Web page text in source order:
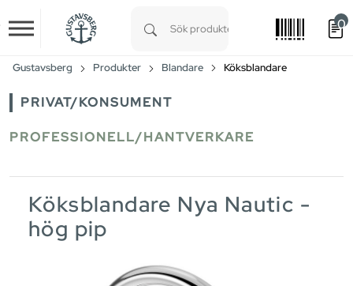
Skip to main content
0
Gustavsberg Produkter Blandare Köksblandare
PRIVAT/KONSUMENT
PROFESSIONELL/HANTVERKARE
Köksblandare Nya Nautic -
hög pip